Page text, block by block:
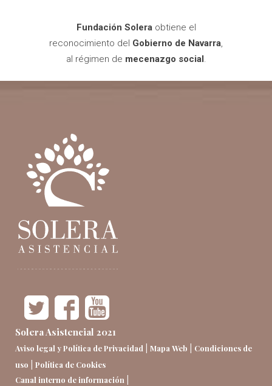
Fundación Soleraobtiene el
reconocimiento del Gobierno de Navarra,
al régimen de mecenazgo social.
Solera Asistencial 2021
Aviso legal y Política de Privacidad | Mapa Web | Condiciones de
uso | Política de Cookies
Canal interno de información |